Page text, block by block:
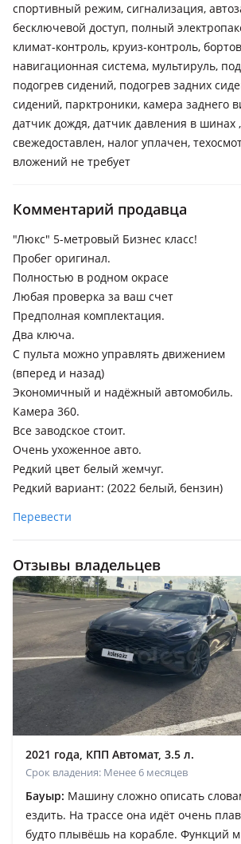
спортивный режим, сигнализация,
бесключевой доступ, полный
климат-контроль, круиз-контроль,
навигационная система, мультируль,
подогрев сидений, подогрев задних
сидений, парктроники, камера заднего
датчик дождя, датчик давления в шинах
свежедоставлен, налог уплачен,
вложений не требует
Комментарий продавца
"Люкс" 5-метровый Бизнес класс!
Пробег оригинал.
Полностью в родном окрасе
Любая проверка за ваш счет
Предполная комплектация.
Два ключа.
С пульта можно управлять движением
(вперед и назад)
Экономичный и надёжный автомобиль.
Камера 360.
Все заводское стоит.
Очень ухоженное авто.
Редкий цвет белый жемчуг.
Редкий вариант: (2022 белый, бензин)
Перевести
Отзывы владельцев
2021 года, КПП Автомат, 3.5 л.
Срок владения: Менее 6 месяцев
Бауыр: Машину сложно описать
ездить. На трассе она идёт очень
будто плывёшь на корабле. Функций